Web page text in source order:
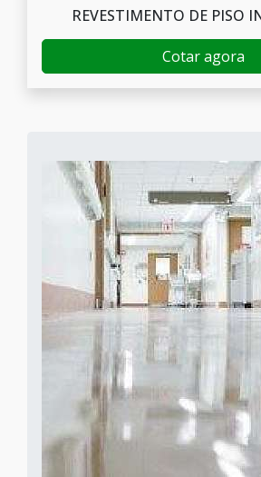
REVESTIMENTO DE PISO
Cotar agora